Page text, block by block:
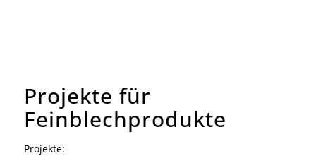
Projekte für
Feinblechprodukte
Projekte: